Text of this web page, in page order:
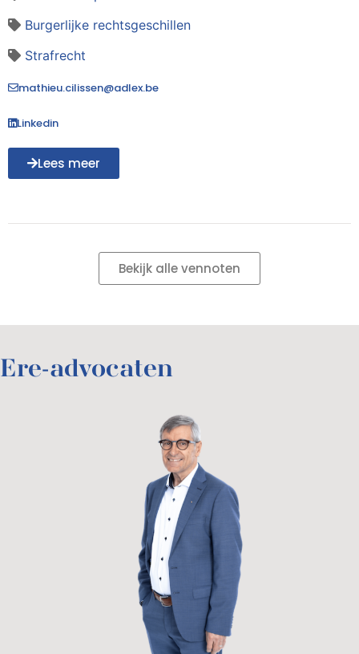
Burgerlijke rechtsgeschillen
Strafrecht
mathieu.cilissen@adlex.be
Linkedin
Lees meer
Bekijk alle vennoten
Ere-advocaten